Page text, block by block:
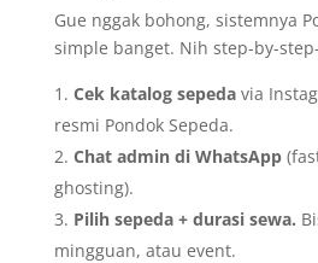
Gue nggak bohong, sistemnya
simple banget. Nih step-by-
Cek katalog sepedavia
resmi Pondok Sepeda.
Chat admin di WhatsApp
ghosting).
Pilih sepeda + durasi sewa.
mingguan, atau event.